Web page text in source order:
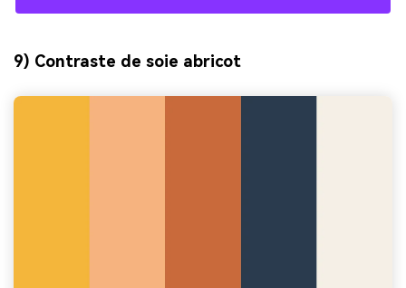
9) Contraste de soie abricot